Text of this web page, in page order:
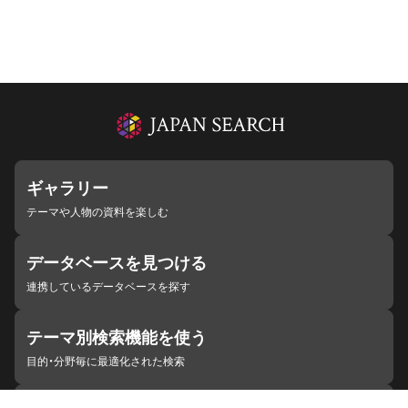
ギャラリー
テーマや人物の資料を楽しむ
データベースを見つける
連携しているデータベースを探す
テーマ別検索機能を使う
目的・分野毎に最適化された検索